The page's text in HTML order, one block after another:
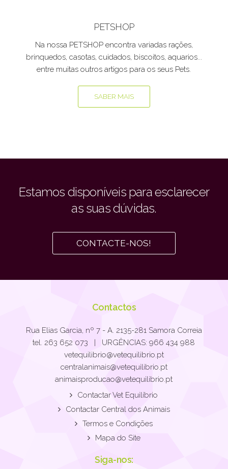
PETSHOP
Na nossa PETSHOP encontra variadas rações,
brinquedos, casotas, cuidados, biscoitos, aquarios...
entre muitas outros artigos para os seus Pets.
SABER MAIS
Estamos disponíveis para esclarecer
as suas dúvidas.
CONTACTE-NOS!
Contactos
Rua Elias Garcia, nº 7 - A. 2135-281 Samora Correia
tel. 263 652 073 | URGÊNCIAS: 966 434 988
vetequilibrio@vetequilibrio.pt
centralanimais@vetequilibrio.pt
animaisproducao@vetequilibrio.pt
Contactar Vet Equilíbrio
Contactar Central dos Animais
Termos e Condições
Mapa do Site
Siga-nos: